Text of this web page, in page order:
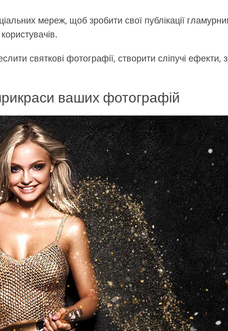
мереж, щоб зробити свої публікації
святкові фотографії, створити сліпучі ефекти,
ваших фотографій